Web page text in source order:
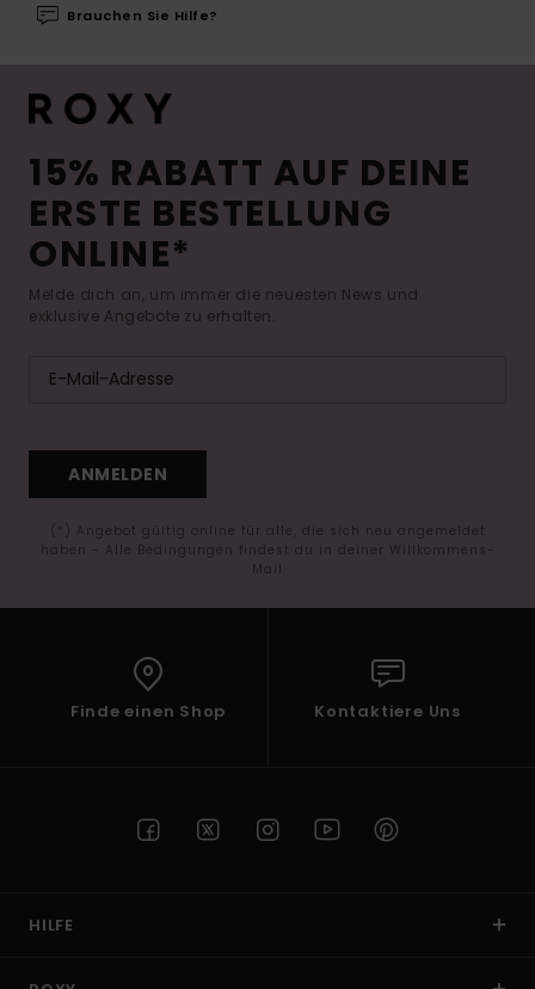
Brauchen Sie Hilfe?
15% RABATT AUF DEINE
ERSTE BESTELLUNG
ONLINE*
Melde dich an, um immer die neuesten News und
exklusive Angebote zu erhalten.
ANMELDEN
(*) Angebot gültig online für alle, die sich neu angemeldet
haben - Alle Bedingungen findest du in deiner Willkommens-
Mail
Finde einen Shop Kontaktiere Uns
HILFE